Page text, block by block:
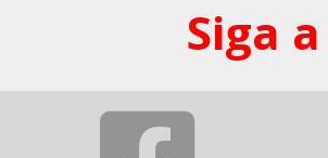
Siga